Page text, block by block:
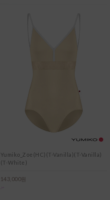
Yumiko_Zoe(HC)(T-Vanilla)(T-Vanilla)
(T-White)
143,000원